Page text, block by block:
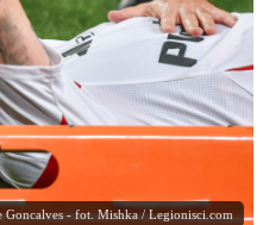
Goncalves - fot. Mishka / Legionisci.com